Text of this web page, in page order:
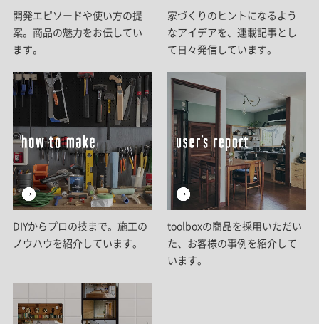
開発エピソードや使い方の提
案。商品の魅力をお伝してい
ます。
家づくりのヒントになるよう
なアイデアを、連載記事とし
て日々発信しています。
DIYからプロの技まで。施工の
ノウハウを紹介しています。
toolboxの商品を採用いただい
た、お客様の事例を紹介して
います。